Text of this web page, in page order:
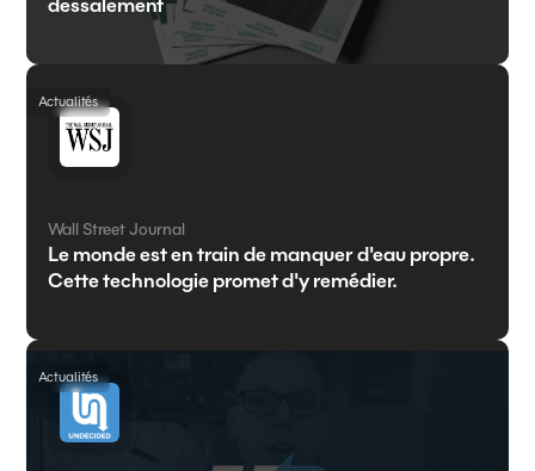
dessalement
Wall Street Journal
Le monde est en train de manquer d'eau propre.
Cette technologie promet d'y remédier.
Actualités
Actualités